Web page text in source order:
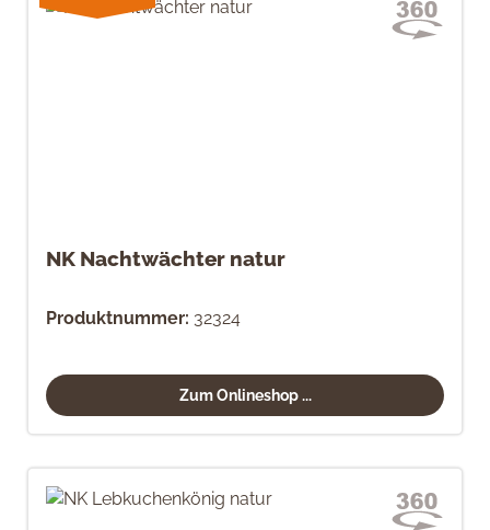
NK Nachtwächter natur
Produktnummer: 32324
Zum Onlineshop ...